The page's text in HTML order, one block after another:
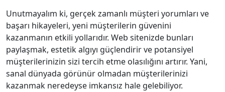
Unutmayalım ki, gerçek zamanlı müşteri yorumları ve
başarı hikayeleri, yeni müşterilerin güvenini
kazanmanın etkili yollarıdır. Web sitenizde bunları
paylaşmak, estetik algıyı güçlendirir ve potansiyel
müşterilerinizin sizi tercih etme olasılığını artırır. Yani,
sanal dünyada görünür olmadan müşterilerinizi
kazanmak neredeyse imkansız hale gelebiliyor.